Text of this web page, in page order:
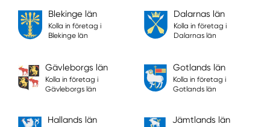
Blekinge län
Kolla in företag i
Blekinge län
Dalarnas län
Kolla in företag i
Dalarnas län
Gävleborgs län
Kolla in företag i
Gävleborgs län
Gotlands län
Kolla in företag i
Gotlands län
Hallands län Jämtlands län